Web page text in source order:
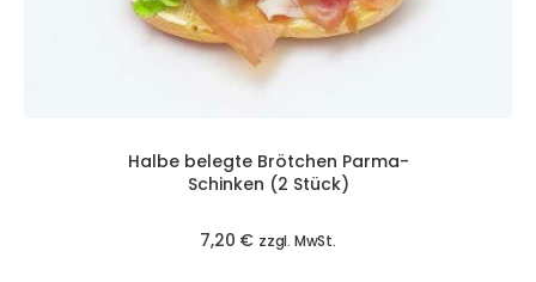
Halbe belegte Brötchen Parma-
Schinken (2 Stück)
7,20 € zzgl. MwSt.